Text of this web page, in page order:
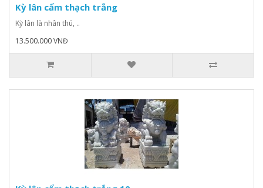
Kỳ lân cẩm thạch trắng
Kỳ lân là nhân thú, ..
13.500.000 VNĐ